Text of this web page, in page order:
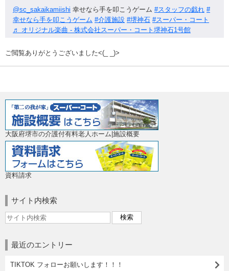
@sc_sakaikamiishi 幸せなら手を叩こうゲーム #スタッフの戯れ #
幸せなら手を叩こうゲーム #介護施設 #堺神石 #スーパー・コート
♬ オリジナル楽曲 - 株式会社スーパー・コート堺神石1号館
ご閲覧ありがとうございました<(_ _)>
大阪府堺市の介護付有料老人ホーム|施設概要
資料請求
サイト内検索
最近のエントリー
TIKTOK フォローお願いします！！！